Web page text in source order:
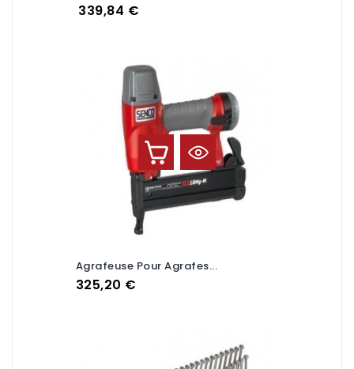
Prix
339,84 €
Agrafeuse Pour Agrafes...
Prix
325,20 €